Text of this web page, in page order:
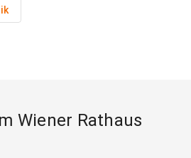
Wiener Rathaus